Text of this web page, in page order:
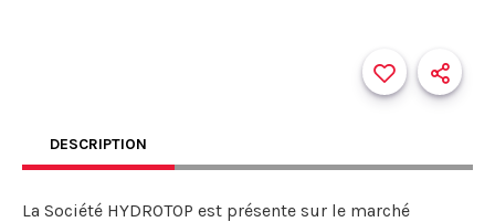
DESCRIPTION
La Société HYDROTOP est présente sur le marché